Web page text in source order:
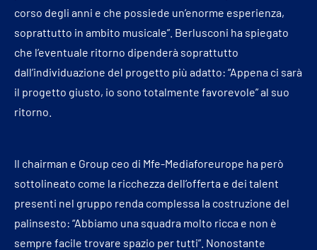
corso degli anni e che possiede un’enorme esperienza,
soprattutto in ambito musicale”. Berlusconi ha spiegato
che l’eventuale ritorno dipenderà soprattutto
dall’individuazione del progetto più adatto: “Appena ci sarà
il progetto giusto, io sono totalmente favorevole” al suo
ritorno.
Il chairman e Group ceo di Mfe-Mediaforeurope ha però
sottolineato come la ricchezza dell’offerta e dei talent
presenti nel gruppo renda complessa la costruzione del
palinsesto: “Abbiamo una squadra molto ricca e non è
sempre facile trovare spazio per tutti”. Nonostante